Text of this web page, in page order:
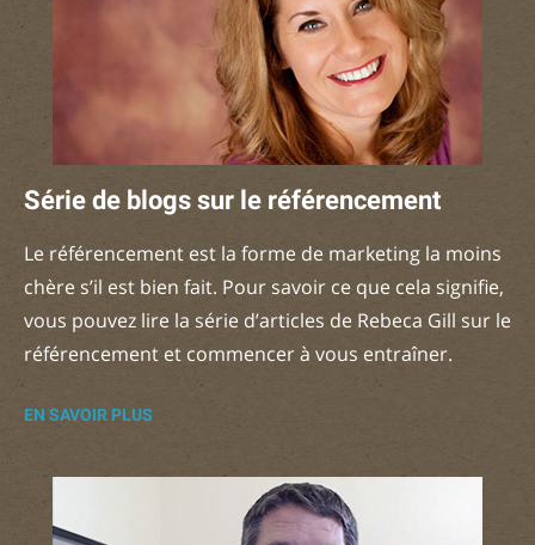
Série de blogs sur le référencement
Le référencement est la forme de marketing la moins
chère s’il est bien fait. Pour savoir ce que cela signifie,
vous pouvez lire la série d’articles de Rebeca Gill sur le
référencement et commencer à vous entraîner.
EN SAVOIR PLUS